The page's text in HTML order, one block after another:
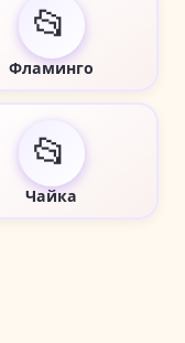
📂
Фламинго
📂
Чайка